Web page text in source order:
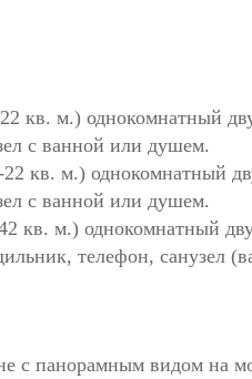
кв. м.) однокомнатный
c ванной или душем.
22 кв. м.) однокомнатный
c ванной или душем.
кв. м.) однокомнатный
телефон, санузел
с панорамным видом на